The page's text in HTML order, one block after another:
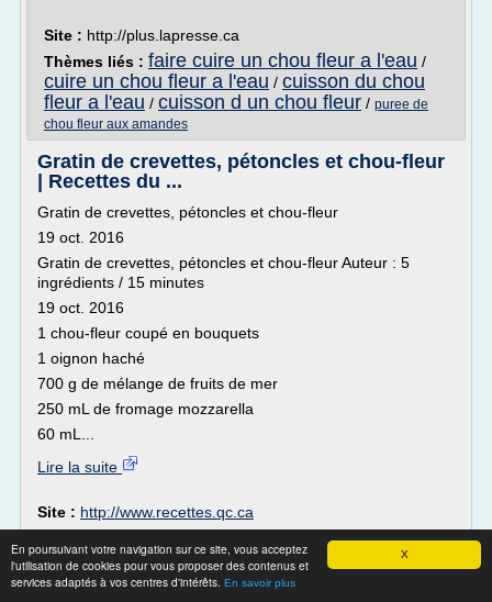
X
En poursuivant votre navigation sur ce site, vous acceptez
l'utilisation de cookies pour vous proposer des contenus et
services adaptés à vos centres d'intérêts. En savoir plus
Site : http://plus.lapresse.ca
Thèmes liés : faire cuire un chou fleur a l'eau /
cuire un chou fleur a l'eau / cuisson du chou
fleur a l'eau / cuisson d un chou fleur / puree de
chou fleur aux amandes
Gratin de crevettes, pétoncles et chou-fleur
| Recettes du ...
Gratin de crevettes, pétoncles et chou-fleur
19 oct. 2016
Gratin de crevettes, pétoncles et chou-fleur Auteur : 5
ingrédients / 15 minutes
19 oct. 2016
1 chou-fleur coupé en bouquets
1 oignon haché
700 g de mélange de fruits de mer
250 mL de fromage mozzarella
60 mL...
Lire la suite
Site : http://www.recettes.qc.ca
faire cuire un chou fleur a l'eau/
cuire un chou fleur a l'eau/recette chou fleur gratine
au four/recette gratin d chou fleur